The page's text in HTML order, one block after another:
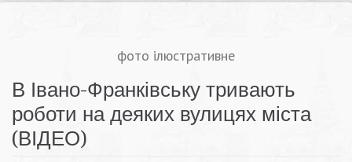
фото ілюстративне
В Івано-Франківську тривають
роботи на деяких вулицях міста
(ВІДЕО)